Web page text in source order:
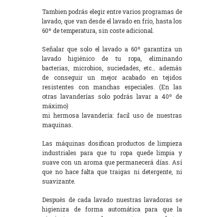
Tambien podrás elegir entre varios programas de
lavado, que van desde el lavado en frío, hasta los
60º de temperatura, sin coste adicional.
Señalar que solo el lavado a 60º garantiza un
lavado higiénico de tu ropa, eliminando
bacterias, microbios, suciedades, etc… además
de conseguir un mejor acabado en tejidos
resistentes con manchas especiales. (En las
otras lavanderías solo podrás lavar a 40º de
máximo)
mi hermosa lavandería: facil uso de nuestras
maquinas.
Las máquinas dosifican productos de limpieza
industriales para que tu ropa quede limpia y
suave con un aroma que permanecerá días. Así
que no hace falta que traigas ni detergente, ni
suavizante.
Después de cada lavado nuestras lavadoras se
higieniza de forma automática para que la